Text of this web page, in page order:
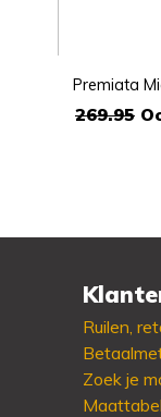
Premiata
269.95
Ruilen,
Zoek je
Maattabel